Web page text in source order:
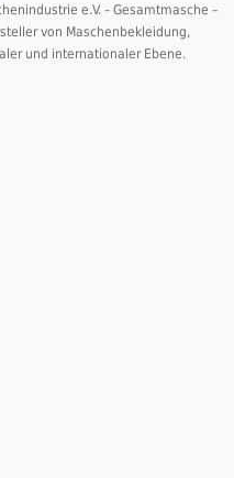
e.V. – Gesamtmasche –
von Maschenbekleidung,
und internationaler Ebene.